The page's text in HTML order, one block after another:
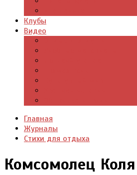
Клубы
Видео
Главная
Журналы
Стихи для отдыха
Комсомолец